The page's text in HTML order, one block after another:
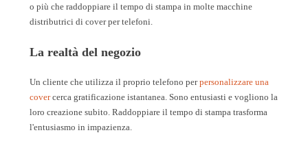
o più che raddoppiare il tempo di stampa in molte macchine
distributrici di cover per telefoni.
La realtà del negozio
Un cliente che utilizza il proprio telefono perpersonalizzare una
covercerca gratificazione istantanea. Sono entusiasti e vogliono la
loro creazione subito. Raddoppiare il tempo di stampa trasforma
l'entusiasmo in impazienza.